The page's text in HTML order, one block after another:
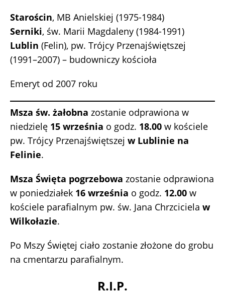
Starościn, MB Anielskiej (1975-1984)
Serniki, św. Marii Magdaleny (1984-1991)
Lublin (Felin), pw. Trójcy Przenajświętszej
(1991–2007) – budowniczy kościoła
Emeryt od 2007 roku
Msza św. żałobna zostanie odprawiona w
niedzielę 15 września o godz. 18.00 w kościele
pw. Trójcy Przenajświętszej w Lublinie na
Felinie.
Msza Święta pogrzebowa zostanie odprawiona
w poniedziałek 16 września o godz. 12.00 w
kościele parafialnym pw. św. Jana Chrzciciela w
Wilkołazie.
Po Mszy Świętej ciało zostanie złożone do grobu
na cmentarzu parafialnym.
R.I.P.